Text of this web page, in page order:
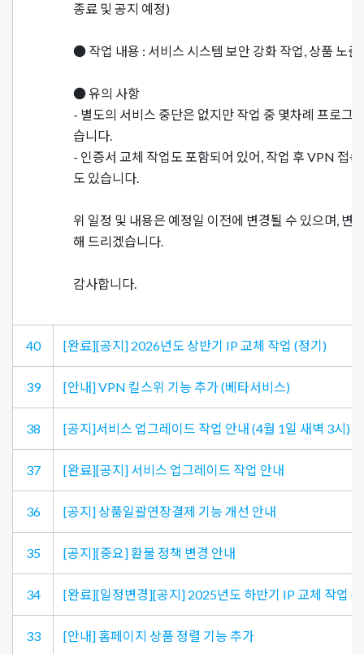
종료 및 공지 예정)
● 작업 내용 : 서비스 시스템 보안 강화 작업, 상품 노출
● 유의 사항
- 별도의 서비스 중단은 없지만 작업 중 몇차례 프로그
습니다.
- 인증서 교체 작업도 포함되어 있어, 작업 후 VPN 접
도 있습니다.
위 일정 및 내용은 예정일 이전에 변경될 수 있으며, 변
해 드리겠습니다.
감사합니다.
40 [완료][공지] 2026년도 상반기 IP 교체 작업 (정기)
39 [안내] VPN 킬스위 기능 추가 (베타서비스)
38 [공지]서비스 업그레이드 작업 안내 (4월 1일 새벽 3시)
37 [완료][공지] 서비스 업그레이드 작업 안내
36 [공지] 상품일괄연장결제 기능 개선 안내
35 [공지][중요] 환불 정책 변경 안내
34 [완료][일정변경][공지] 2025년도 하반기 IP 교체 작업 (
33 [안내] 홈페이지 상품 정렬 기능 추가